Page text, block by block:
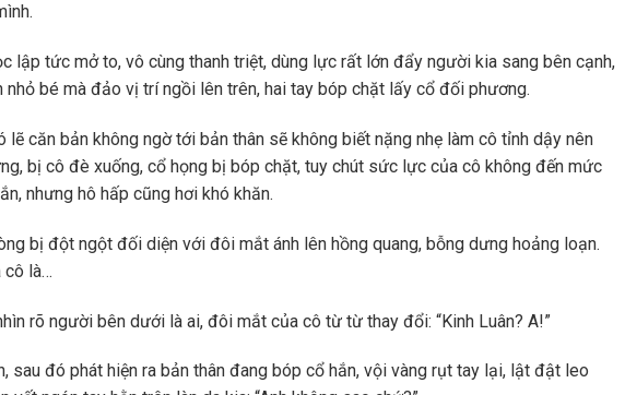
lập tức mở to, vô cùng thanh triệt, dùng lực rất lớn đẩy người kia sang bên cạnh,
nhỏ bé mà đảo vị trí ngồi lên trên, hai tay bóp chặt lấy cổ đối phương.
lẽ căn bản không ngờ tới bản thân sẽ không biết nặng nhẹ làm cô tỉnh dậy nên
bị cô đè xuống, cổ họng bị bóp chặt, tuy chút sức lực của cô không đến mức
nhưng hô hấp cũng hơi khó khăn.
bị đột ngột đối diện với đôi mắt ánh lên hồng quang, bỗng dưng hoảng loạn.
cô là…
rõ người bên dưới là ai, đôi mắt của cô từ từ thay đổi: “Kinh Luân? A!”
sau đó phát hiện ra bản thân đang bóp cổ hắn, vội vàng rụt tay lại, lật đật leo